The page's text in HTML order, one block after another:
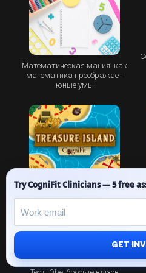
Математическая мания: как
математика преображает
юные умы
Treasure Island – когнитивная
Try CogniFit Clinicians — 5 free
GET